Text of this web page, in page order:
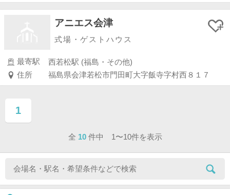
アニエス会津
式場・ゲストハウス
最寄駅
西若松駅 (福島・その他)
住所
福島県会津若松市門田町大字飯寺字村西８１７
1
ページ目
全 10 件中 1〜10件を表示